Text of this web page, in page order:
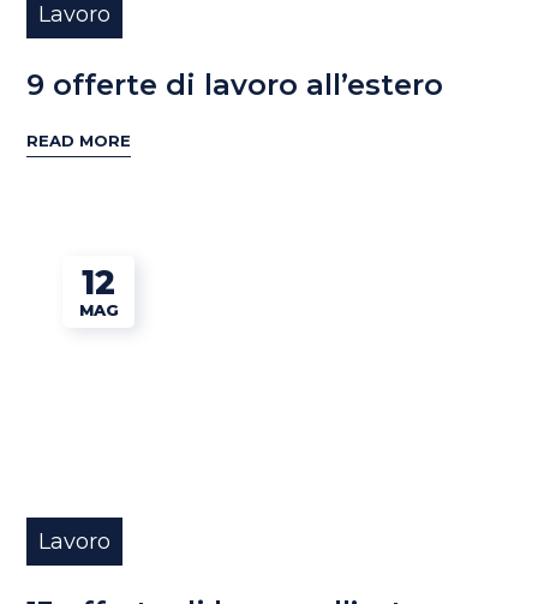
Lavoro
9 offerte di lavoro all’estero
READ MORE
12
MAG
Lavoro